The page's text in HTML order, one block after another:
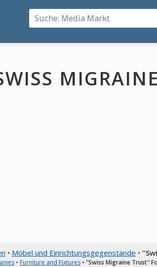
• Möbel und Einrichtungsgegenstände •
• Furniture and Fixtures• "Swiss Migraine Trust"